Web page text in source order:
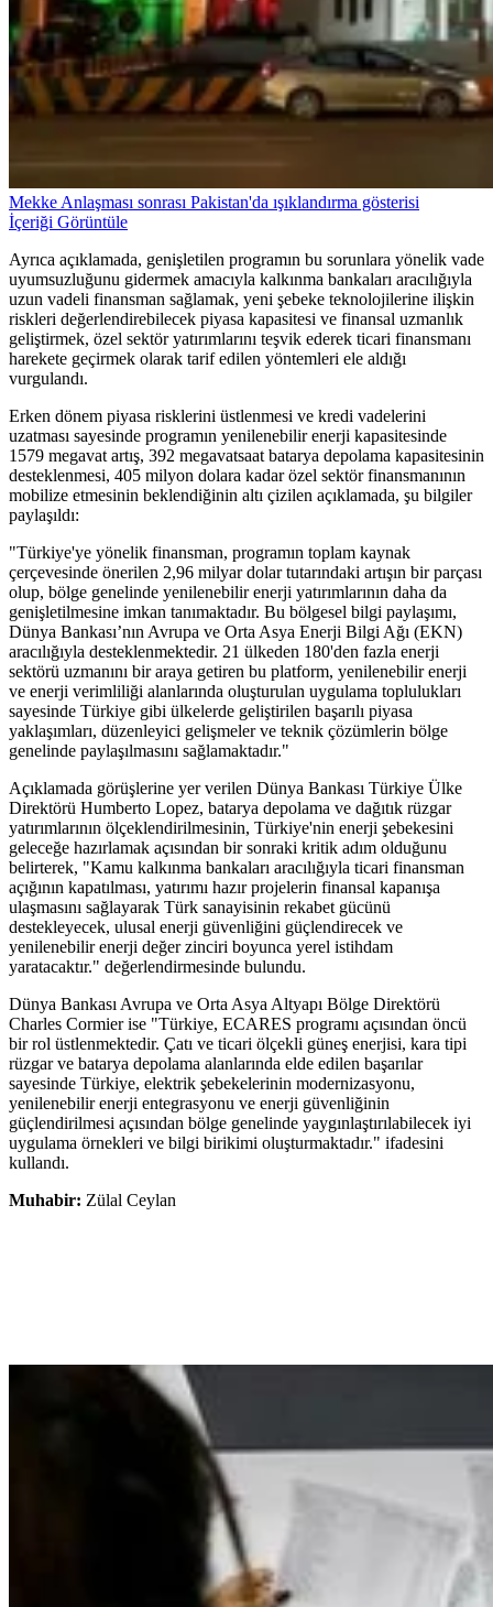
Mekke Anlaşması sonrası Pakistan'da ışıklandırma gösterisi
İçeriği Görüntüle
Ayrıca açıklamada, genişletilen programın bu sorunlara yönelik vade
uyumsuzluğunu gidermek amacıyla kalkınma bankaları aracılığıyla
uzun vadeli finansman sağlamak, yeni şebeke teknolojilerine ilişkin
riskleri değerlendirebilecek piyasa kapasitesi ve finansal uzmanlık
geliştirmek, özel sektör yatırımlarını teşvik ederek ticari finansmanı
harekete geçirmek olarak tarif edilen yöntemleri ele aldığı
vurgulandı.
Erken dönem piyasa risklerini üstlenmesi ve kredi vadelerini
uzatması sayesinde programın yenilenebilir enerji kapasitesinde
1579 megavat artış, 392 megavatsaat batarya depolama kapasitesinin
desteklenmesi, 405 milyon dolara kadar özel sektör finansmanının
mobilize etmesinin beklendiğinin altı çizilen açıklamada, şu bilgiler
paylaşıldı:
"Türkiye'ye yönelik finansman, programın toplam kaynak
çerçevesinde önerilen 2,96 milyar dolar tutarındaki artışın bir parçası
olup, bölge genelinde yenilenebilir enerji yatırımlarının daha da
genişletilmesine imkan tanımaktadır. Bu bölgesel bilgi paylaşımı,
Dünya Bankası’nın Avrupa ve Orta Asya Enerji Bilgi Ağı (EKN)
aracılığıyla desteklenmektedir. 21 ülkeden 180'den fazla enerji
sektörü uzmanını bir araya getiren bu platform, yenilenebilir enerji
ve enerji verimliliği alanlarında oluşturulan uygulama toplulukları
sayesinde Türkiye gibi ülkelerde geliştirilen başarılı piyasa
yaklaşımları, düzenleyici gelişmeler ve teknik çözümlerin bölge
genelinde paylaşılmasını sağlamaktadır."
Açıklamada görüşlerine yer verilen Dünya Bankası Türkiye Ülke
Direktörü Humberto Lopez, batarya depolama ve dağıtık rüzgar
yatırımlarının ölçeklendirilmesinin, Türkiye'nin enerji şebekesini
geleceğe hazırlamak açısından bir sonraki kritik adım olduğunu
belirterek, "Kamu kalkınma bankaları aracılığıyla ticari finansman
açığının kapatılması, yatırımı hazır projelerin finansal kapanışa
ulaşmasını sağlayarak Türk sanayisinin rekabet gücünü
destekleyecek, ulusal enerji güvenliğini güçlendirecek ve
yenilenebilir enerji değer zinciri boyunca yerel istihdam
yaratacaktır." değerlendirmesinde bulundu.
Dünya Bankası Avrupa ve Orta Asya Altyapı Bölge Direktörü
Charles Cormier ise "Türkiye, ECARES programı açısından öncü
bir rol üstlenmektedir. Çatı ve ticari ölçekli güneş enerjisi, kara tipi
rüzgar ve batarya depolama alanlarında elde edilen başarılar
sayesinde Türkiye, elektrik şebekelerinin modernizasyonu,
yenilenebilir enerji entegrasyonu ve enerji güvenliğinin
güçlendirilmesi açısından bölge genelinde yaygınlaştırılabilecek iyi
uygulama örnekleri ve bilgi birikimi oluşturmaktadır." ifadesini
kullandı.
Muhabir: Zülal Ceylan